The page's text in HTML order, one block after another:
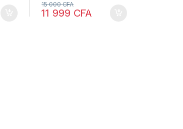
11 999 CFA
15 000CFA